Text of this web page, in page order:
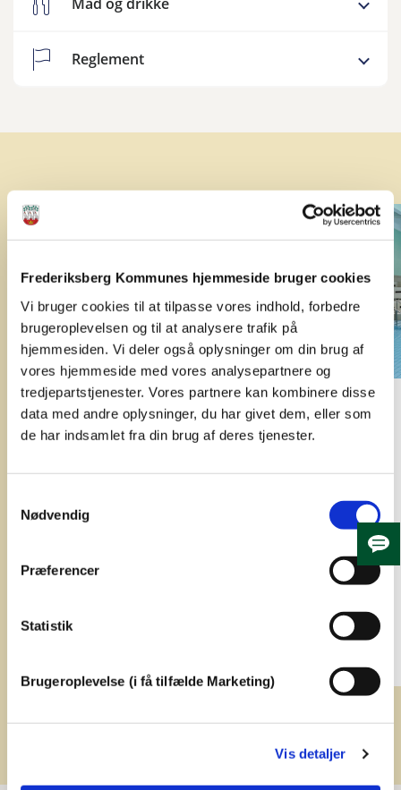
Frederiksberg Kommunes hjemmeside bruger cookies
Vi bruger cookies til at tilpasse vores indhold, forbedre
brugeroplevelsen og til at analysere trafik på
hjemmesiden. Vi deler også oplysninger om din brug af
vores hjemmeside med vores analysepartnere og
tredjepartstjenester. Vores partnere kan kombinere disse
data med andre oplysninger, du har givet dem, eller som
de har indsamlet fra din brug af deres tjenester.
Nødvendig
Præferencer
Statistik
Brugeroplevelse (i få tilfælde Marketing)
Vis detaljer
Reglement
Afspærring af stibro
Stibroen over metroen ved
Flintholm Svømmehal er afspærret